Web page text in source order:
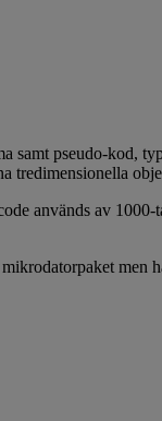
samt pseudo-kod,
tredimensionella
används av 1000-
men